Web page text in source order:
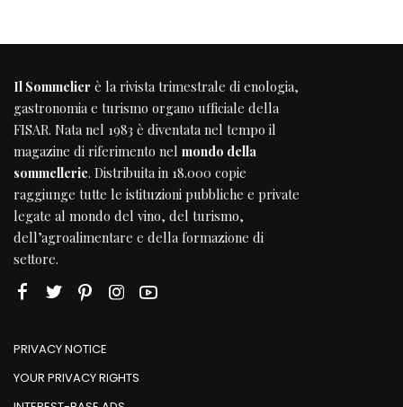
Il Sommelier è la rivista trimestrale di enologia,
gastronomia e turismo organo ufficiale della
FISAR. Nata nel 1983 è diventata nel tempo il
magazine di riferimento nel mondo della
sommellerie. Distribuita in 18.000 copie
raggiunge tutte le istituzioni pubbliche e private
legate al mondo del vino, del turismo,
dell’agroalimentare e della formazione di
settore.
PRIVACY NOTICE
YOUR PRIVACY RIGHTS